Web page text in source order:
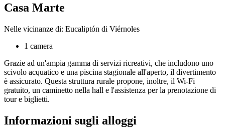
Casa Marte
Nelle vicinanze di: Eucaliptón di Viérnoles
1 camera
Grazie ad un'ampia gamma di servizi ricreativi, che includono uno
scivolo acquatico e una piscina stagionale all'aperto, il divertimento
è assicurato. Questa struttura rurale propone, inoltre, il Wi-Fi
gratuito, un caminetto nella hall e l'assistenza per la prenotazione di
tour e biglietti.
Informazioni sugli alloggi